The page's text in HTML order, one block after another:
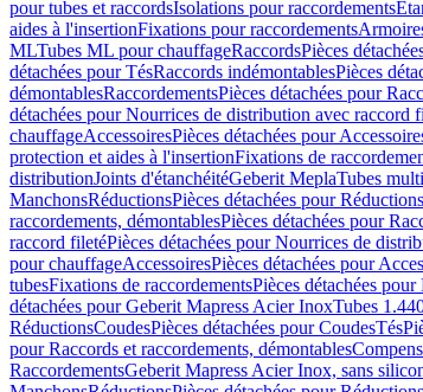
pour tubes et raccordsIsolations pour raccordements
aides à l'insertionFixations pour raccordements
MLTubes ML pour chauffageRaccordsPièces
détachées pour TésRaccords indémontablesPièces
démontablesRaccordementsPièces détachées pour
détachées pour Nourrices de distribution avec raccord
chauffageAccessoiresPièces détachées pour
protection et aides à l'insertionFixations de
distributionJoints d'étanchéitéGeberit MeplaTubes
ManchonsRéductionsPièces détachées pour Réductions
raccordements, démontablesPièces détachées pour
raccord filetéPièces détachées pour Nourrices de
pour chauffageAccessoiresPièces détachées pour
tubesFixations de raccordementsPièces détachées
détachées pour Geberit Mapress Acier InoxTubes
RéductionsCoudesPièces détachées pour CoudesTés
pour Raccords et raccordements, démontables
RaccordementsGeberit Mapress Acier Inox, sans